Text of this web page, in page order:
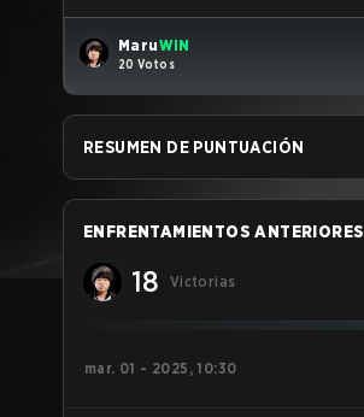
MaruWIN
20 Votos
RESUMEN DE PUNTUACIÓN
ENFRENTAMIENTOS ANTERIORES
18 Victorias
mar. 01 - 2025, 10:30